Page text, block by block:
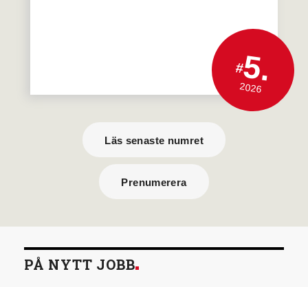
#5.
2026
Läs senaste numret
Prenumerera
PÅ NYTT JOBB